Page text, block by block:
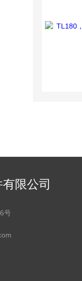
限公司
号